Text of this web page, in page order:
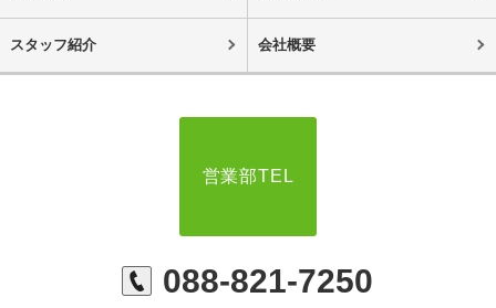
スタッフ紹介 会社概要
営業部TEL
088-821-7250